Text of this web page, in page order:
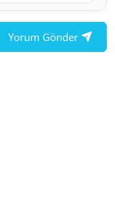
Yorum Gönder